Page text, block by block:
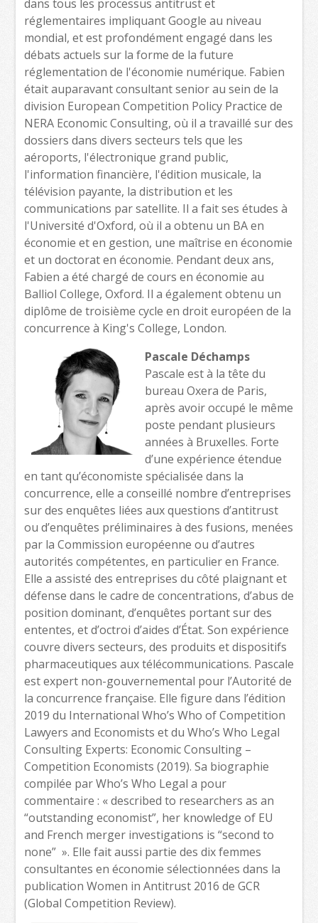
dans tous les processus antitrust et
réglementaires impliquant Google au niveau
mondial, et est profondément engagé dans les
débats actuels sur la forme de la future
réglementation de l'économie numérique. Fabien
était auparavant consultant senior au sein de la
division European Competition Policy Practice de
NERA Economic Consulting, où il a travaillé sur des
dossiers dans divers secteurs tels que les
aéroports, l'électronique grand public,
l'information financière, l'édition musicale, la
télévision payante, la distribution et les
communications par satellite. Il a fait ses études à
l'Université d'Oxford, où il a obtenu un BA en
économie et en gestion, une maîtrise en économie
et un doctorat en économie. Pendant deux ans,
Fabien a été chargé de cours en économie au
Balliol College, Oxford. Il a également obtenu un
diplôme de troisième cycle en droit européen de la
concurrence à King's College, London.
Pascale Déchamps
Pascale est à la tête du
bureau Oxera de Paris,
après avoir occupé le même
poste pendant plusieurs
années à Bruxelles. Forte
d’une expérience étendue
en tant qu’économiste spécialisée dans la
concurrence, elle a conseillé nombre d’entreprises
sur des enquêtes liées aux questions d’antitrust
ou d’enquêtes préliminaires à des fusions, menées
par la Commission européenne ou d’autres
autorités compétentes, en particulier en France.
Elle a assisté des entreprises du côté plaignant et
défense dans le cadre de concentrations, d’abus de
position dominant, d’enquêtes portant sur des
ententes, et d’octroi d’aides d’État. Son expérience
couvre divers secteurs, des produits et dispositifs
pharmaceutiques aux télécommunications. Pascale
est expert non-gouvernemental pour l’Autorité de
la concurrence française. Elle figure dans l’édition
2019 du International Who’s Who of Competition
Lawyers and Economists et du Who’s Who Legal
Consulting Experts: Economic Consulting –
Competition Economists (2019). Sa biographie
compilée par Who’s Who Legal a pour
commentaire : « described to researchers as an
“outstanding economist”, her knowledge of EU
and French merger investigations is “second to
none” ». Elle fait aussi partie des dix femmes
consultantes en économie sélectionnées dans la
publication Women in Antitrust 2016 de GCR
(Global Competition Review).